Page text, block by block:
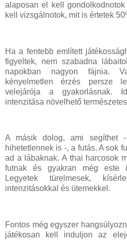
alaposan el kell
kell vizsgálnotok, mit is értetek
Ha a fentebb említett
figyeltek, nem szabadna
napokban nagyon fájnia.
kényelmetlen érzés persze
velejárója a gyakorlásnak.
intenzitása növelhető
A másik dolog, ami segíthet -
hihetetlennek is -, a futás. A sok
ad a lábaknak. A thai harcosok
futnak és gyakran még este
Legyetek türelmesek,
intenzitásokkal és ütemekkel.
Fontos még egyszer
játékosan kell induljon az